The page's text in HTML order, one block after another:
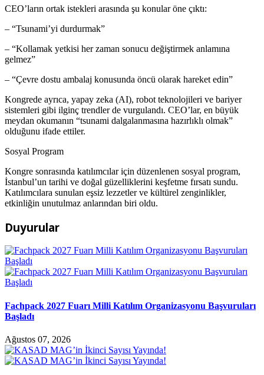
CEO’ların ortak istekleri arasında şu konular öne çıktı:
– “Tsunami’yi durdurmak”
– “Kollamak yetkisi her zaman sonucu değiştirmek anlamına
gelmez”
– “Çevre dostu ambalaj konusunda öncü olarak hareket edin”
Kongrede ayrıca, yapay zeka (AI), robot teknolojileri ve bariyer
sistemleri gibi ilginç trendler de vurgulandı. CEO’lar, en büyük
meydan okumanın “tsunami dalgalanmasına hazırlıklı olmak”
olduğunu ifade ettiler.
Sosyal Program
Kongre sonrasında katılımcılar için düzenlenen sosyal program,
İstanbul’un tarihi ve doğal güzelliklerini keşfetme fırsatı sundu.
Katılımcılara sunulan eşsiz lezzetler ve kültürel zenginlikler,
etkinliğin unutulmaz anlarından biri oldu.
Duyurular
Fachpack 2027 Fuarı Milli Katılım Organizasyonu Başvuruları
Başladı
Ağustos 07, 2026